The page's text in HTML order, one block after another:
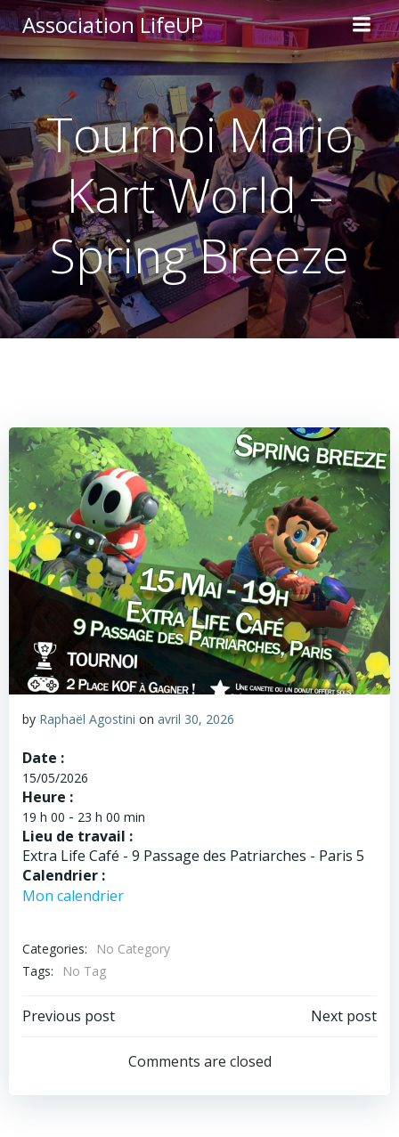
Aller
au
contenu
Association LifeUP
Tournoi Mario
Kart World –
Spring Breeze
by Raphaël Agostini on avril 30, 2026
Date :
15/05/2026
Heure :
19 h 00 - 23 h 00 min
Lieu de travail :
Extra Life Café - 9 Passage des Patriarches - Paris 5
Calendrier :
Mon calendrier
Categories:
No Category
Tags:
No Tag
Navigation
l’article
Previous post
Navigation
de
l’article
Next post
Comments are closed